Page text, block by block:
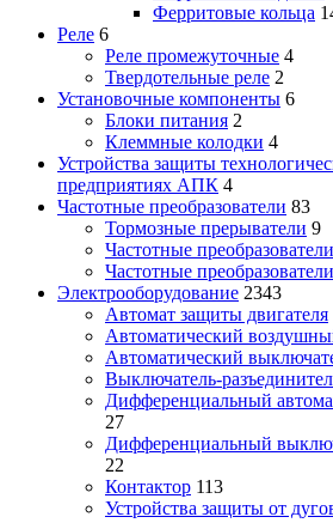
Ферритовые кольца
Реле 6
Реле промежуточные 4
Твердотельные реле 2
Установочные компоненты 6
Блоки питания 2
Клеммные колодки 4
Устройства защиты
предприятиях АПК 4
Частотные преобразователи 83
Тормозные прерыватели 9
Частотные
Частотные
Электрооборудование 2343
Автомат защиты двигателя
Автоматический
Автоматический
Выключатель-
Дифференциальный
27
Дифференциальный
22
Контактор 113
Устройства защиты от